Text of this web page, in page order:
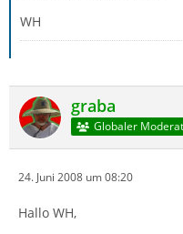
WH
graba
Globaler
24. Juni 2008 um 08:20
Hallo WH,